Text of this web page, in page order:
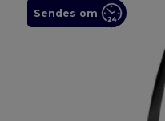
Sendes om